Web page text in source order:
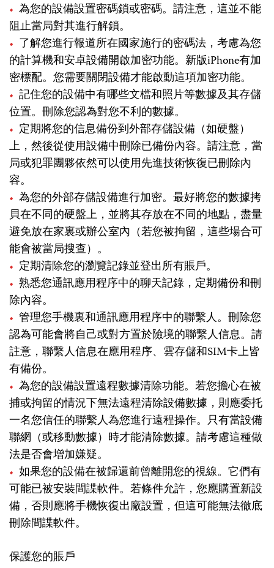
為您的設備設置密碼鎖或密碼。請注意，這並不能
阻止當局對其進行解鎖。
了解您進行報道所在國家施行的密碼法，考慮為您
的計算機和安卓設備開啟加密功能。新版iPhone有加
密標配。您需要關閉設備才能啟動這項加密功能。
記住您的設備中有哪些文檔和照片等數據及其存儲
位置。刪除您認為對您不利的數據。
定期將您的信息備份到外部存儲設備（如硬盤）
上，然後從使用設備中刪除已備份內容。請注意，當
局或犯罪團夥依然可以使用先進技術恢復已刪除內
容。
為您的外部存儲設備進行加密。最好將您的數據拷
貝在不同的硬盤上，並將其存放在不同的地點，盡量
避免放在家裏或辦公室內（若您被拘留，這些場合可
能會被當局搜查）。
定期清除您的瀏覽記錄並登出所有賬戶。
熟悉您通訊應用程序中的聊天記錄，定期備份和刪
除內容。
管理您手機裏和通訊應用程序中的聯繫人。刪除您
認為可能會將自己或對方置於險境的聯繫人信息。請
註意，聯繫人信息在應用程序、雲存儲和SIM卡上皆
有備份。
為您的設備設置遠程數據清除功能。若您擔心在被
捕或拘留的情況下無法遠程清除設備數據，則應委托
一名您信任的聯繫人為您進行遠程操作。只有當設備
聯網（或移動數據）時才能清除數據。請考慮這種做
法是否會增加嫌疑。
如果您的設備在被歸還前曾離開您的視線。它們有
可能已被安裝間諜軟件。若條件允許，您應購置新設
備，否則應將手機恢復出廠設置，但這可能無法徹底
刪除間諜軟件。
保護您的賬戶